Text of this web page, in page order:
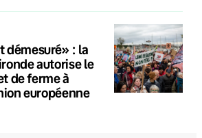
démesuré» : la
autorise le
de ferme à
européenne